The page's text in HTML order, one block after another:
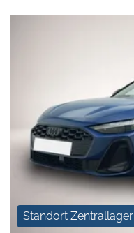
Standort Zentrallager